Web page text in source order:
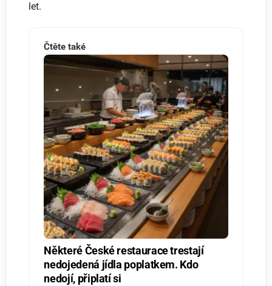
let.
Čtěte také
Některé České restaurace trestají
nedojedená jídla poplatkem. Kdo
nedojí, připlatí si